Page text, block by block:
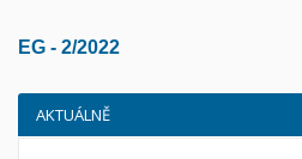
EG - 2/2022
AKTUÁLNĚ